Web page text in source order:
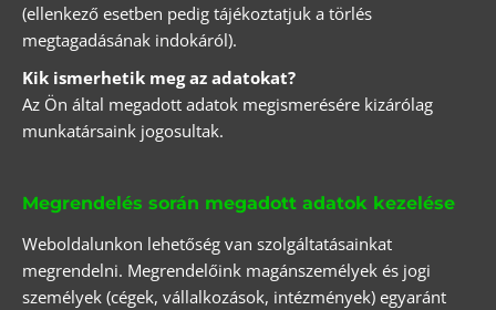
(ellenkező esetben pedig tájékoztatjuk a törlés
megtagadásának indokáról).
Kik ismerhetik meg az adatokat?
Az Ön által megadott adatok megismerésére kizárólag
munkatársaink jogosultak.
Megrendelés során megadott adatok kezelése
Weboldalunkon lehetőség van szolgáltatásainkat
megrendelni. Megrendelőink magánszemélyek és jogi
személyek (cégek, vállalkozások, intézmények) egyaránt